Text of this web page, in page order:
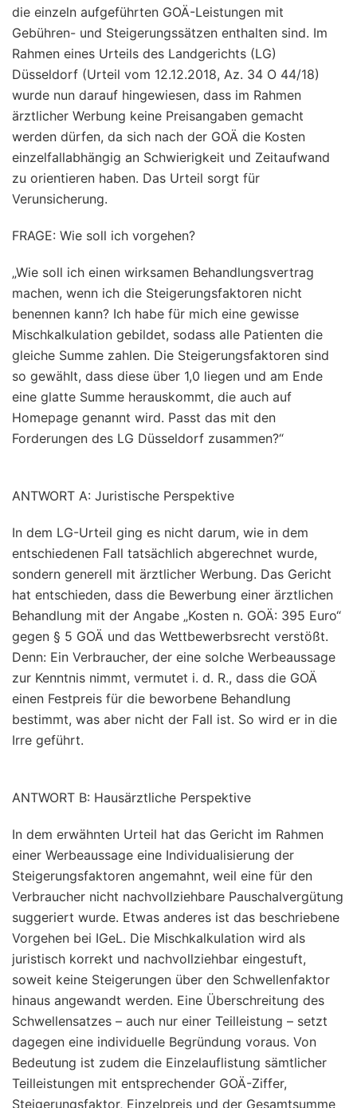
die einzeln aufgeführten GOÄ-Leistungen mit
Gebühren- und Steigerungssätzen enthalten sind. Im
Rahmen eines Urteils des Landgerichts (LG)
Düsseldorf (Urteil vom 12.12.2018, Az. 34 O 44/18)
wurde nun darauf hingewiesen, dass im Rahmen
ärztlicher Werbung keine Preisangaben gemacht
werden dürfen, da sich nach der GOÄ die Kosten
einzelfallabhängig an Schwierigkeit und Zeitaufwand
zu orientieren haben. Das Urteil sorgt für
Verunsicherung.
FRAGE: Wie soll ich vorgehen?
„Wie soll ich einen wirksamen Behandlungsvertrag
machen, wenn ich die Steigerungsfaktoren nicht
benennen kann? Ich habe für mich eine gewisse
Mischkalkulation gebildet, sodass alle Patienten die
gleiche Summe zahlen. Die Steigerungsfaktoren sind
so gewählt, dass diese über 1,0 liegen und am Ende
eine glatte Summe herauskommt, die auch auf
Homepage genannt wird. Passt das mit den
Forderungen des LG Düsseldorf zusammen?“
ANTWORT A: Juristische Perspektive
In dem LG-Urteil ging es nicht darum, wie in dem
entschiedenen Fall tatsächlich abgerechnet wurde,
sondern generell mit ärztlicher Werbung. Das Gericht
hat entschieden, dass die Bewerbung einer ärztlichen
Behandlung mit der Angabe „Kosten n. GOÄ: 395 Euro“
gegen § 5 GOÄ und das Wettbewerbsrecht verstößt.
Denn: Ein Verbraucher, der eine solche Werbeaussage
zur Kenntnis nimmt, vermutet i. d. R., dass die GOÄ
einen Festpreis für die beworbene Behandlung
bestimmt, was aber nicht der Fall ist. So wird er in die
Irre geführt.
ANTWORT B: Hausärztliche Perspektive
In dem erwähnten Urteil hat das Gericht im Rahmen
einer Werbeaussage eine Individualisierung der
Steigerungsfaktoren angemahnt, weil eine für den
Verbraucher nicht nachvollziehbare Pauschalvergütung
suggeriert wurde. Etwas anderes ist das beschriebene
Vorgehen bei IGeL. Die Mischkalkulation wird als
juristisch korrekt und nachvollziehbar eingestuft,
soweit keine Steigerungen über den Schwellenfaktor
hinaus angewandt werden. Eine Überschreitung des
Schwellensatzes – auch nur einer Teilleistung – setzt
dagegen eine individuelle Begründung voraus. Von
Bedeutung ist zudem die Einzelauflistung sämtlicher
Teilleistungen mit entsprechender GOÄ-Ziffer,
Steigerungsfaktor, Einzelpreis und der Gesamtsumme